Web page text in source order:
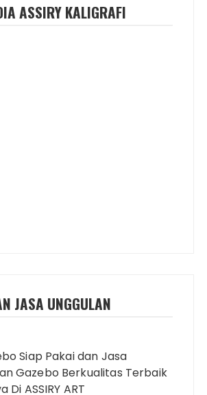
ASSIRY KALIGRAFI
JASA UNGGULAN
Siap Pakai dan Jasa
Gazebo Berkualitas Terbaik
Di ASSIRY ART